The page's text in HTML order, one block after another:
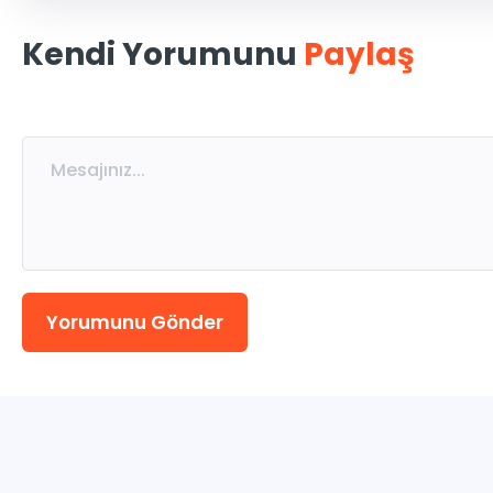
5. Sınıflar
9. Sınıflar
11. Sınıflar
Kendi Yorumunu Paylaş
Yorumunu Gönder